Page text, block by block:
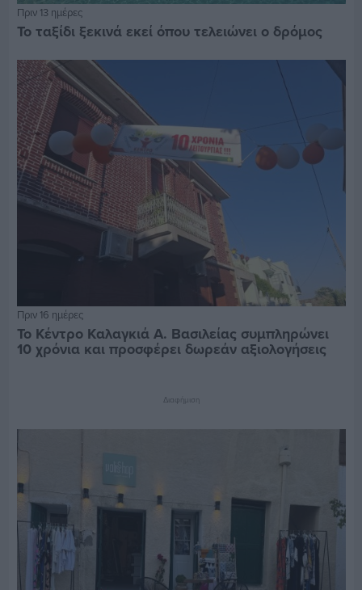
Πριν 13 ημέρες
Το ταξίδι ξεκινά εκεί όπου τελειώνει ο δρόμος
Πριν 16 ημέρες
Το Κέντρο Καλαγκιά Α. Βασιλείας συμπληρώνει
10 χρόνια και προσφέρει δωρεάν αξιολογήσεις
Διαφήμιση